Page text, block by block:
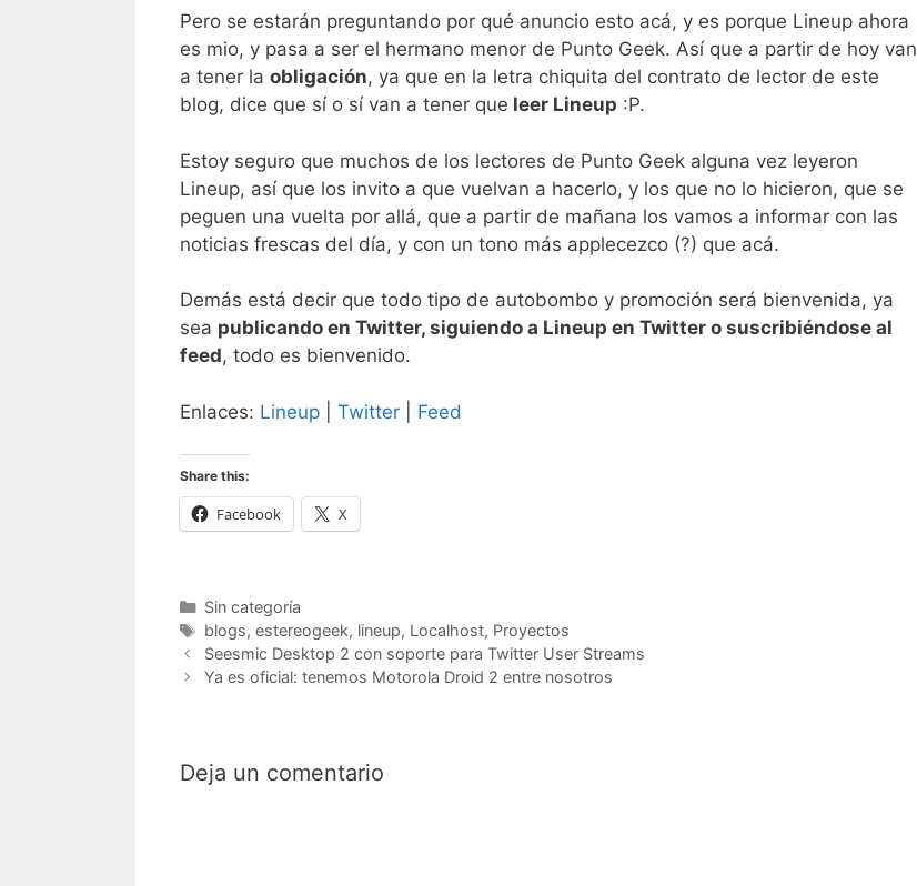
Pero se estarán preguntando por qué anuncio esto acá, y es porque Lineup ahora
es mio, y pasa a ser el hermano menor de Punto Geek. Así que a partir de hoy van
a tener la obligación, ya que en la letra chiquita del contrato de lector de este
blog, dice que sí o sí van a tener que leer Lineup :P.
Estoy seguro que muchos de los lectores de Punto Geek alguna vez leyeron
Lineup, así que los invito a que vuelvan a hacerlo, y los que no lo hicieron, que se
peguen una vuelta por allá, que a partir de mañana los vamos a informar con las
noticias frescas del día, y con un tono más applecezco (?) que acá.
Demás está decir que todo tipo de autobombo y promoción será bienvenida, ya
sea publicando en Twitter, siguiendo a Lineup en Twitter o suscribiéndose al
feed, todo es bienvenido.
Enlaces: Lineup Twitter Feed
Share this:
Facebook X
Categorías
Sin categoría
Etiquetas
blogs, estereogeek, lineup, Localhost, Proyectos
Seesmic Desktop 2 con soporte para Twitter User Streams
Ya es oficial: tenemos Motorola Droid 2 entre nosotros
Deja un comentario